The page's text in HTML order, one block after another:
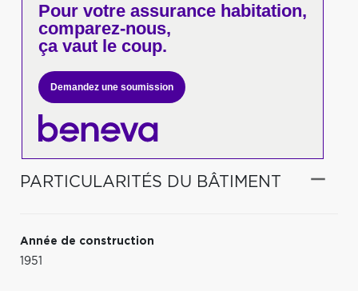
Pour votreassurance habitation,
comparez-nous,
ça vaut le coup.
Demandez une soumission
PARTICULARITÉS DU BÂTIMENT
Année de construction
1951